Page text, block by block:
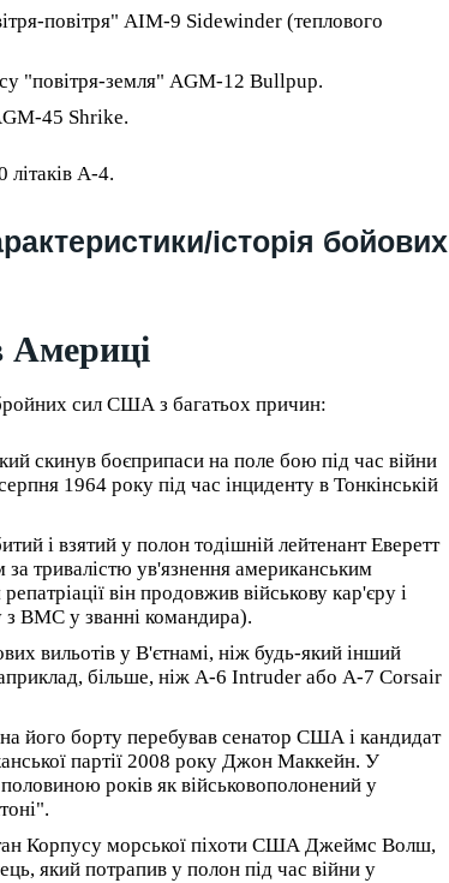
повітря" AIM-9 Sidewinder (теплового
"повітря-земля" AGM-12 Bullpup.
45 Shrike.
A-4.
історія бойових
сил США з багатьох причин:
скинув боєприпаси на поле бою під час війни
1964 року під час інциденту в Тонкінській
і взятий у полон тодішній лейтенант Еверетт
тривалістю ув'язнення американським
він продовжив військову кар'єру і
з ВМС у званні командира).
вильотів у В'єтнамі, ніж будь-який інший
більше, ніж A-6 Intruder або A-7 Corsair
його борту перебував сенатор США і кандидат
партії 2008 року Джон Маккейн. У
років як військовополонений у
Корпусу морської піхоти США Джеймс Волш,
який потрапив у полон під час війни у